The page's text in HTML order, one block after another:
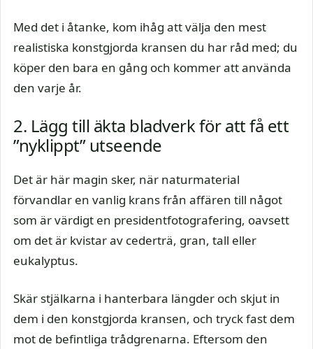
Med det i åtanke, kom ihåg att välja den mest
realistiska konstgjorda kransen du har råd med; du
köper den bara en gång och kommer att använda
den varje år.
2. Lägg till äkta bladverk för att få ett
”nyklippt” utseende
Det är här magin sker, när naturmaterial
förvandlar en vanlig krans från affären till något
som är värdigt en presidentfotografering, oavsett
om det är kvistar av cederträ, gran, tall eller
eukalyptus.
Skär stjälkarna i hanterbara längder och skjut in
dem i den konstgjorda kransen, och tryck fast dem
mot de befintliga trådgrenarna. Eftersom den